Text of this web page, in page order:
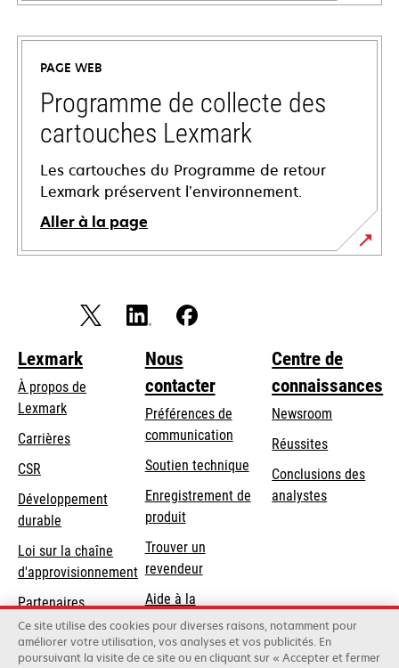
s’ouvre
dans
nouvel
onglet
PAGE WEB
Programme de collecte des
cartouches Lexmark
Les cartouches du Programme de retour
Lexmark préservent l’environnement.
Aller à la page
Lexmark
À propos de
Lexmark
Carrières
CSR
Développement
durable
Loi sur la chaîne
d'approvisionnement
Partenaires
Lexmark
Nous
contacter
Préférences de
communication
s’ouvre
dans
un
nouvel
onglet
Soutien techniques’ouvre
dans
un
Enregistrement de
produit
Trouver un
revendeur
Aide à la
Commande
Centre de
connaissances
Newsroom
Réussites
Conclusions des
analystes
Ce site utilise des cookies pour diverses raisons, notamment pour
améliorer votre utilisation, vos analyses et vos publicités. En
poursuivant la visite de ce site ou en cliquant sur « Accepter et fermer